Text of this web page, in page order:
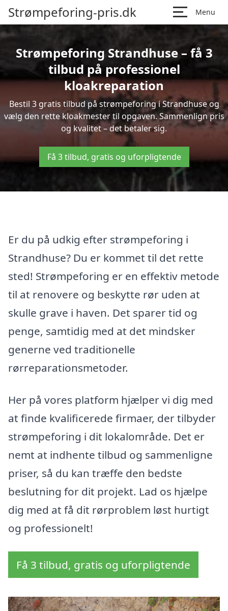
Strømpeforing-pris.dk Menu
Strømpeforing Strandhuse – få 3
tilbud på professionel
kloakreparation
Bestil 3 gratis tilbud på strømpeforing i Strandhuse og
vælg den rette kloakmester til opgaven. Sammenlign pris
og kvalitet – det betaler sig.
Få 3 tilbud, gratis og uforpligtende
Er du på udkig efter strømpeforing i
Strandhuse? Du er kommet til det rette
sted! Strømpeforing er en effektiv metode
til at renovere og beskytte rør uden at
skulle grave i haven. Det sparer tid og
penge, samtidig med at det mindsker
generne ved traditionelle
rørreparationsmetoder.
Her på vores platform hjælper vi dig med
at finde kvalificerede firmaer, der tilbyder
strømpeforing i dit lokalområde. Det er
nemt at indhente tilbud og sammenligne
priser, så du kan træffe den bedste
beslutning for dit projekt. Lad os hjælpe
dig med at få dit rørproblem løst hurtigt
og professionelt!
Få 3 tilbud, gratis og uforpligtende